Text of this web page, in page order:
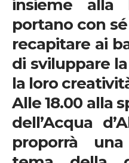
insieme alla
portano con
recapitare ai
di sviluppare
la loro
Alle18.00 alla
dell’Acqua
proporrà